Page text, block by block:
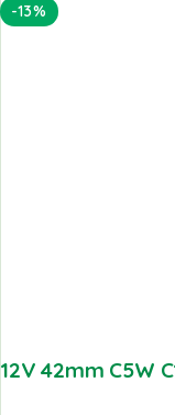
-13%
12V 42mm C5W